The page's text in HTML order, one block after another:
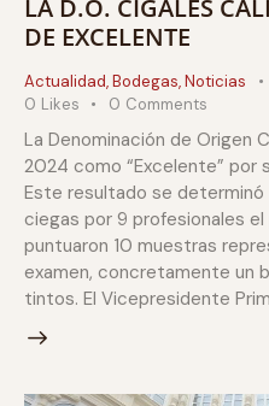
LA D.O. CIGALES
DE EXCELENTE
Actualidad,Bodegas,Noticias
0 Likes 0 Comments
La Denominación de Origen
2024 como “Excelente” por
Este resultado se determinó
ciegas por 9 profesionales el
puntuaron 10 muestras
examen, concretamente un
tintos. El Vicepresidente